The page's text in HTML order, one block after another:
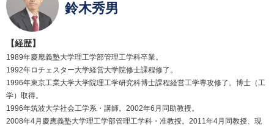
鈴木秀男
【経歴】
1989年慶應義塾大学理工学部管理工学科卒業。
1992年ロチェスター大学経営大学院修士課程修了。
1996年東京工業大学大学院理工学研究科博士課程経営工学専攻修了。博士（工
学）取得。
1996年筑波大学社会工学系・講師。2002年6月同助教授。
2008年4月慶應義塾大学理工学部管理工学科・准教授。2011年4月同教授、現